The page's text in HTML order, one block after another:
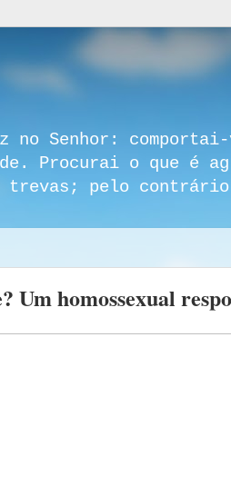
Senhor:
Procurai o que é
pelo
Um homossexual